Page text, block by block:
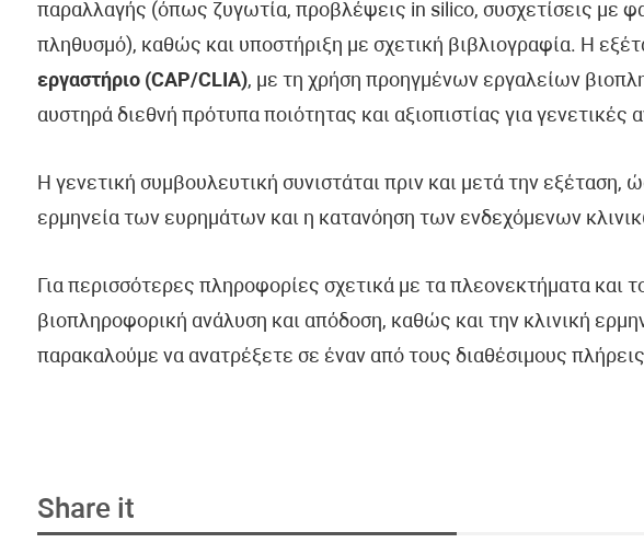
παραλλαγής (όπως ζυγωτία, προβλέψεις in silico, συσχετίσεις με
πληθυσμό), καθώς και υποστήριξη με σχετική βιβλιογραφία. Η
εργαστήριο (CAP/CLIA), με τη χρήση προηγμένων εργαλείων
αυστηρά διεθνή πρότυπα ποιότητας και αξιοπιστίας για γενετικές
Η γενετική συμβουλευτική συνιστάται πριν και μετά την εξέταση,
ερμηνεία των ευρημάτων και η κατανόηση των ενδεχόμενων
Για περισσότερες πληροφορίες σχετικά με τα πλεονεκτήματα και
βιοπληροφορική ανάλυση και απόδοση, καθώς και την κλινική
παρακαλούμε να ανατρέξετε σε έναν από τους διαθέσιμους
Share it